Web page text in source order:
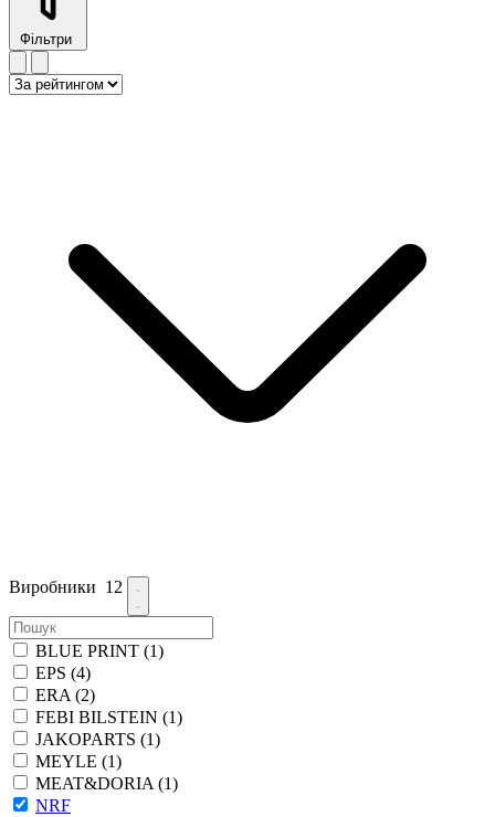
Фільтри
Виробники 12
BLUE PRINT (1)
EPS (4)
ERA(2)
FEBI BILSTEIN (1)
JAKOPARTS (1)
MEYLE (1)
MEAT&DORIA(1)
NRF